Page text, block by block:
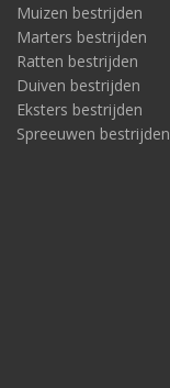
Muizen bestrijden
Marters bestrijden
Ratten bestrijden
Duiven bestrijden
Eksters bestrijden
Spreeuwen bestrijden